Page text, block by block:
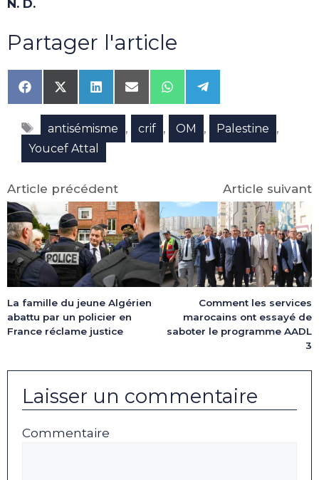
N. D.
Partager l'article
Share
on
Facebook
Share
on
X
(Twitter)
Share
on
LinkedIn
Share
on
Email
Share
on
WhatsApp
Share
on
Telegram
Étiquettes
antisémisme , crif , OM , Palestine ,
Youcef Attal
Article précédent
La famille du jeune Algérien
abattu par un policier en
France réclame justice
Article suivant
Comment les services
marocains ont essayé de
saboter le programme AADL
3
Laisser un commentaire
Commentaire